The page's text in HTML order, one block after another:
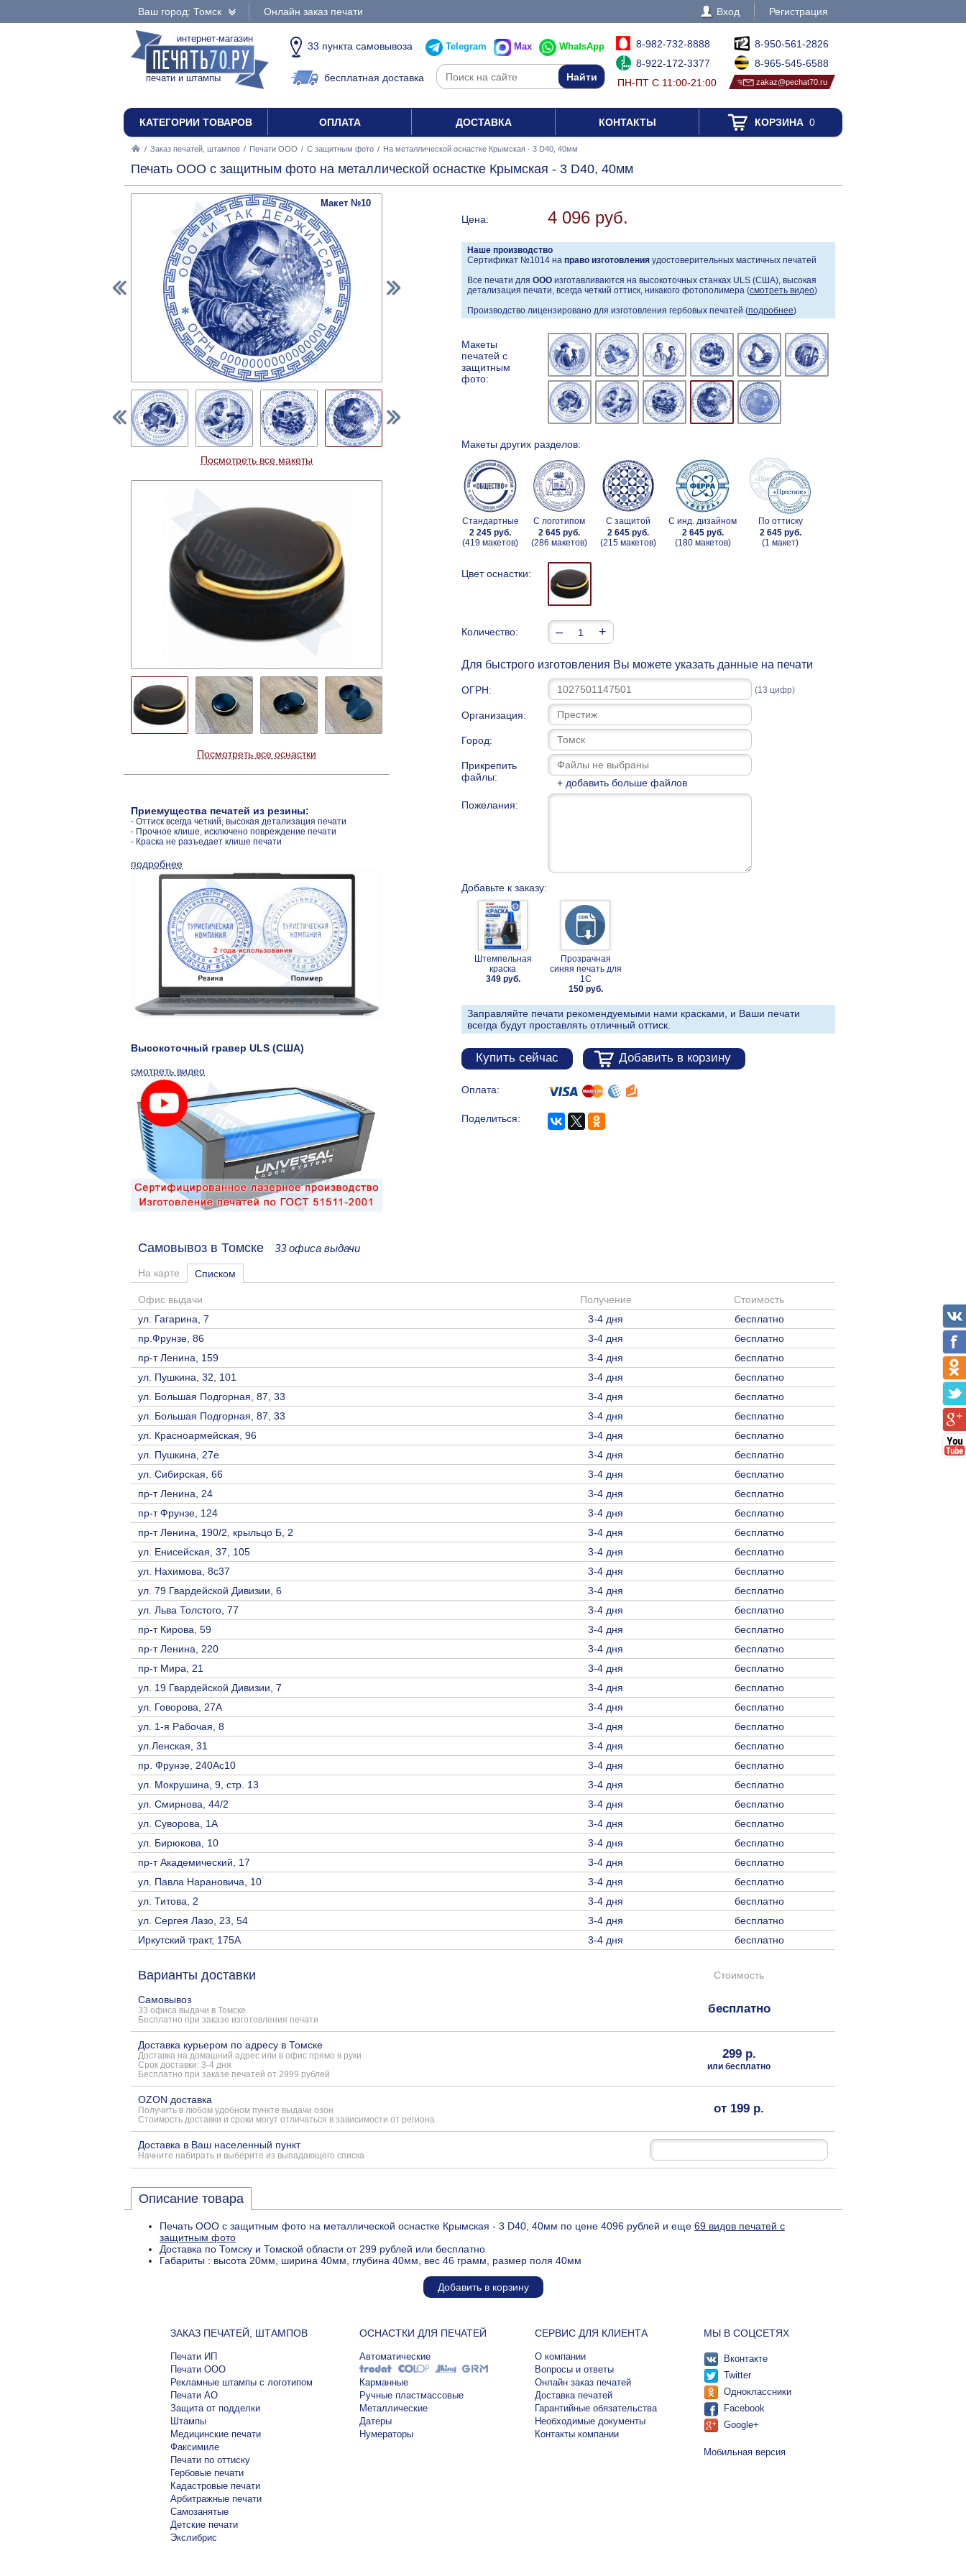
Ваш город: Томск Онлайн заказ печати Вход Регистрация
интернет-магазин
печати и штампы
33 пункта самовывоза
бесплатная доставка
Telegram Max WhatsApp
8-982-732-8888
8-922-172-3377
ПН-ПТ С 11:00-21:00
8-950-561-2826
8-965-545-6588
zakaz@pechat70.ru
КАТЕГОРИИ ТОВАРОВ ОПЛАТА ДОСТАВКА КОНТАКТЫ КОРЗИНА0
/ Заказ печатей, штампов / Печати ООО / С защитным фото / На металлической оснастке Крымская - 3 D40, 40мм
Печать ООО с защитным фото на металлической оснастке Крымская - 3 D40, 40мм
Цена: 4 096 руб.
Наше производство
Сертификат №1014 на право изготовления удостоверительных мастичных печатей
Все печати для ООО изготавливаются на высокоточных станках ULS (США), высокая
детализация печати, всегда четкий оттиск, никакого фотополимера (смотреть видео)
Производство лицензировано для изготовления гербовых печатей (подробнее)
Макеты
печатей с
защитным
фото:
Макеты других разделов:
Стандартные
2 245 руб.
(419 макетов)
С логотипом
2 645 руб.
(286 макетов)
С защитой
2 645 руб.
(215 макетов)
С инд. дизайном
2 645 руб.
(180 макетов)
По оттиску
2 645 руб.
(1 макет)
Цвет оснастки:
Количество: – +
Для быстрого изготовления Вы можете указать данные на печати
ОГРН: (13 цифр)
Организация:
Город:
Прикрепить
файлы:
+ добавить больше файлов
Пожелания:
Добавьте к заказу:
Штемпельная
краска
349 руб.
Прозрачная
синяя печать для
1С
150 руб.
Заправляйте печати рекомендуемыми нами красками, и Ваши печати
всегда будут проставлять отличный оттиск.
Купить сейчас Добавить в корзину
Оплата:
Поделиться:
Макет №10
Посмотреть все макеты
Посмотреть все оснастки
Приемущества печатей из резины:
- Оттиск всегда четкий, высокая детализация печати
- Прочное клише, исключено повреждение печати
- Краска не разъедает клише печати
подробнее
Высокоточный гравер ULS (США)
смотреть видео
Самовывоз в Томске 33 офиса выдачи
На карте Списком
Офис выдачи Получение
Стоимость
ул. Гагарина, 7
3-4 дня
бесплатно
пр.Фрунзе, 86
3-4 дня
бесплатно
пр-т Ленина, 159
3-4 дня
бесплатно
ул. Пушкина, 32, 101
3-4 дня
бесплатно
ул. Большая Подгорная, 87, 33
3-4 дня
бесплатно
ул. Большая Подгорная, 87, 33
3-4 дня
бесплатно
ул. Красноармейская, 96
3-4 дня
бесплатно
ул. Пушкина, 27е
3-4 дня
бесплатно
ул. Сибирская, 66
3-4 дня
бесплатно
пр-т Ленина, 24
3-4 дня
бесплатно
пр-т Фрунзе, 124
3-4 дня
бесплатно
пр-т Ленина, 190/2, крыльцо Б, 2
3-4 дня
бесплатно
ул. Енисейская, 37, 105
3-4 дня
бесплатно
ул. Нахимова, 8с37
3-4 дня
бесплатно
ул. 79 Гвардейской Дивизии, 6
3-4 дня
бесплатно
ул. Льва Толстого, 77
3-4 дня
бесплатно
пр-т Кирова, 59
3-4 дня
бесплатно
пр-т Ленина, 220
3-4 дня
бесплатно
пр-т Мира, 21
3-4 дня
бесплатно
ул. 19 Гвардейской Дивизии, 7
3-4 дня
бесплатно
ул. Говорова, 27А
3-4 дня
бесплатно
ул. 1-я Рабочая, 8
3-4 дня
бесплатно
ул.Ленская, 31
3-4 дня
бесплатно
пр. Фрунзе, 240Ас10
3-4 дня
бесплатно
ул. Мокрушина, 9, стр. 13
3-4 дня
бесплатно
ул. Смирнова, 44/2
3-4 дня
бесплатно
ул. Суворова, 1А
3-4 дня
бесплатно
ул. Бирюкова, 10
3-4 дня
бесплатно
пр-т Академический, 17
3-4 дня
бесплатно
ул. Павла Нарановича, 10
3-4 дня
бесплатно
ул. Титова, 2
3-4 дня
бесплатно
ул. Сергея Лазо, 23, 54
3-4 дня
бесплатно
Иркутский тракт, 175А
3-4 дня бесплатно
Варианты доставки Стоимость
Самовывоз
33 офиса выдачи в Томске
Бесплатно при заказе изготовления печати
бесплатно
Доставка курьером по адресу в Томске
Доставка на домашний адрес или в офис прямо в руки
Срок доставки: 3-4 дня
Бесплатно при заказе печатей от 2999 рублей
299 р.
или бесплатно
OZON доставка
Получить в любом удобном пункте выдачи озон
Стоимость доставки и сроки могут отличаться в зависимости от региона
от 199 р.
Доставка в Ваш населенный пункт
Начните набирать и выберите из выпадающего списка
Описание товара
Печать ООО с защитным фото на металлической оснастке Крымская - 3 D40, 40мм по цене 4096 рублей и еще 69 видов печатей с
защитным фото
Доставка по Томску и Томской области от 299 рублей или бесплатно
Габариты : высота 20мм, ширина 40мм, глубина 40мм, вес 46 грамм, размер поля 40мм
Добавить в корзину
ЗАКАЗ ПЕЧАТЕЙ, ШТАМПОВ
Печати ИП
Печати ООО
Рекламные штампы с логотипом
Печати АО
Защита от подделки
Штампы
Медицинские печати
Факсимиле
Печати по оттиску
Гербовые печати
Кадастровые печати
Арбитражные печати
Самозанятые
Детские печати
Экслибрис
ОСНАСТКИ ДЛЯ ПЕЧАТЕЙ
Автоматические
Карманные
Ручные пластмассовые
Металлические
Датеры
Нумераторы
СЕРВИС ДЛЯ КЛИЕНТА
О компании
Вопросы и ответы
Онлайн заказ печатей
Доставка печатей
Гарантийные обязательства
Необходимые документы
Контакты компании
МЫ В СОЦСЕТЯХ
Вконтакте
Twitter
Одноклассники
Facebook
Google+
Мобильная версия